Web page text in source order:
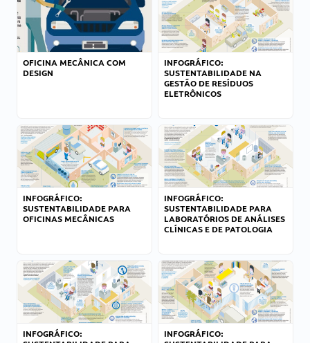
OFICINA MECÂNICA COM
DESIGN
INFOGRÁFICO:
SUSTENTABILIDADE NA
GESTÃO DE RESÍDUOS
ELETRÔNICOS
INFOGRÁFICO:
SUSTENTABILIDADE PARA
OFICINAS MECÂNICAS
INFOGRÁFICO:
SUSTENTABILIDADE PARA
LABORATÓRIOS DE ANÁLISES
CLÍNICAS E DE PATOLOGIA
INFOGRÁFICO:
INFOGRÁFICO: